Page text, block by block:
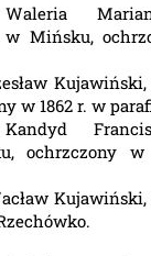
Waleria
w Mińsku,
w 1862 r. w
Kandyd
ochrzczony